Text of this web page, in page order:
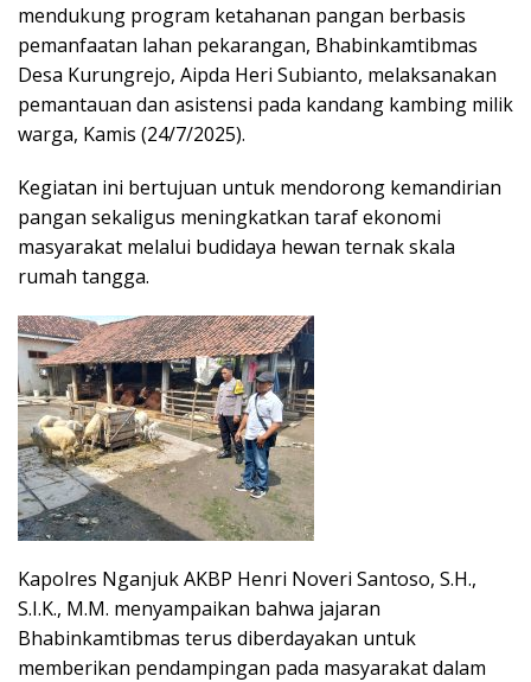
mendukung program ketahanan pangan berbasis
pemanfaatan lahan pekarangan, Bhabinkamtibmas
Desa Kurungrejo, Aipda Heri Subianto, melaksanakan
pemantauan dan asistensi pada kandang kambing milik
warga, Kamis (24/7/2025).
Kegiatan ini bertujuan untuk mendorong kemandirian
pangan sekaligus meningkatkan taraf ekonomi
masyarakat melalui budidaya hewan ternak skala
rumah tangga.
Kapolres Nganjuk AKBP Henri Noveri Santoso, S.H.,
S.I.K., M.M. menyampaikan bahwa jajaran
Bhabinkamtibmas terus diberdayakan untuk
memberikan pendampingan pada masyarakat dalam